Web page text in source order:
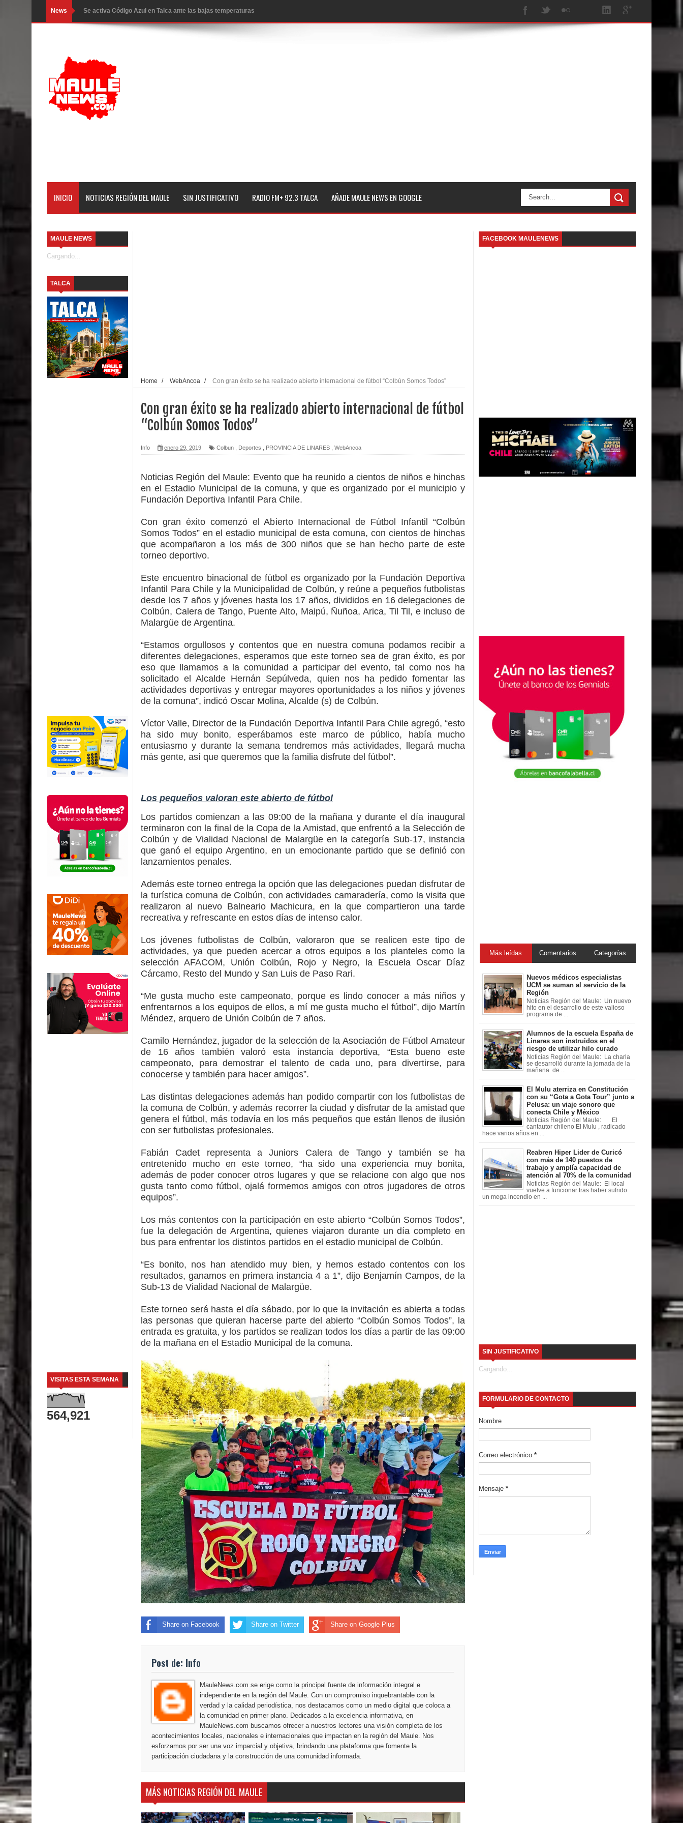
News Se activa Código Azul en Talca ante las bajas temperaturas
GORE Maule figura tercero a nivel nacional en gasto por viajes y traslados con $133 millones
Temporal obliga a cerrar anticipadamente la Fiesta del Chancho en Talca tras caída de ramas cerca de carpas
Miles llegan a la Plaza de Armas de Talca en el inicio de la Fiesta del Chancho 2026
Torneo de Asadores reúne a 13 equipos en la Fiesta del Chancho 2026 en Talca
Departamento Comunal de Salud de Curicó desarrollará jornada de vacunación contra la Influenza y otros
virus respiratorios
Banda linarense Los Remembers regresa de Brasil tras impulsar un intercambio musical y pedagógico con
Mario Meza endurece críticas contra ministra de Salud por dejar fuera a Linares: “No dará la cara”
Seremi de Desarrollo Social y Familia mantiene despliegue para apoyar a niños y adolescentes durante la
emergencia.
Del anime al K-pop: especialistas U. de Chile analizan el creciente interés por las culturas japonesa y coreana
INDAP entregó $189 millones en incentivos a usuarios de PRODESAL de la provincia de Linares
Municipalidad de Curicó apuesta a la innovación en tecnología educativa con nuevas pantallas interactivas del
Municipalidad de Curicó inició proceso de vacunación escolar
INICIO NOTICIAS REGIÓN DEL MAULE SIN JUSTIFICATIVO RADIO FM+ 92.3 TALCA AÑADE MAULE NEWS EN GOOGLE
MAULE NEWS
Cargando...
TALCA
VISITAS ESTA SEMANA
564,921
Home / WebAncoa / Con gran éxito se ha realizado abierto internacional de fútbol “Colbún Somos Todos”
Con gran éxito se ha realizado abierto internacional de fútbol
“Colbún Somos Todos”
Info enero 29, 2019 Colbun Deportes PROVINCIA DE LINARES WebAncoa
Noticias Región del Maule: Evento que ha reunido a cientos de niños e hinchas
en el Estadio Municipal de la comuna, y que es organizado por el municipio y
Fundación Deportiva Infantil Para Chile.
Con gran éxito comenzó el Abierto Internacional de Fútbol Infantil “Colbún
Somos Todos” en el estadio municipal de esta comuna, con cientos de hinchas
que acompañaron a los más de 300 niños que se han hecho parte de este
torneo deportivo.
Este encuentro binacional de fútbol es organizado por la Fundación Deportiva
Infantil Para Chile y la Municipalidad de Colbún, y reúne a pequeños futbolistas
desde los 7 años y jóvenes hasta los 17 años, divididos en 16 delegaciones de
Colbún, Calera de Tango, Puente Alto, Maipú, Ñuñoa, Arica, Til Til, e incluso de
Malargüe de Argentina.
“Estamos orgullosos y contentos que en nuestra comuna podamos recibir a
diferentes delegaciones, esperamos que este torneo sea de gran éxito, es por
eso que llamamos a la comunidad a participar del evento, tal como nos ha
solicitado el Alcalde Hernán Sepúlveda, quien nos ha pedido fomentar las
actividades deportivas y entregar mayores oportunidades a los niños y jóvenes
de la comuna”, indicó Oscar Molina, Alcalde (s) de Colbún.
Víctor Valle, Director de la Fundación Deportiva Infantil Para Chile agregó, “esto
ha sido muy bonito, esperábamos este marco de público, había mucho
entusiasmo y durante la semana tendremos más actividades, llegará mucha
más gente, así que queremos que la familia disfrute del fútbol”.
Los pequeños valoran este abierto de fútbol
Los partidos comienzan a las 09:00 de la mañana y durante el día inaugural
terminaron con la final de la Copa de la Amistad, que enfrentó a la Selección de
Colbún y de Vialidad Nacional de Malargüe en la categoría Sub-17, instancia
que ganó el equipo Argentino, en un emocionante partido que se definió con
lanzamientos penales.
Además este torneo entrega la opción que las delegaciones puedan disfrutar de
la turística comuna de Colbún, con actividades camaradería, como la visita que
realizaron al nuevo Balneario Machicura, en la que compartieron una tarde
recreativa y refrescante en estos días de intenso calor.
Los jóvenes futbolistas de Colbún, valoraron que se realicen este tipo de
actividades, ya que pueden acercar a otros equipos a los planteles como la
selección AFACOM, Unión Colbún, Rojo y Negro, la Escuela Oscar Díaz
Cárcamo, Resto del Mundo y San Luis de Paso Rari.
“Me gusta mucho este campeonato, porque es lindo conocer a más niños y
enfrentarnos a los equipos de ellos, a mí me gusta mucho el fútbol”, dijo Martín
Méndez, arquero de Unión Colbún de 7 años.
Camilo Hernández, jugador de la selección de la Asociación de Fútbol Amateur
de 16 años también valoró esta instancia deportiva, “Esta bueno este
campeonato, para demostrar el talento de cada uno, para divertirse, para
conocerse y también para hacer amigos”.
Las distintas delegaciones además han podido compartir con los futbolistas de
la comuna de Colbún, y además recorrer la ciudad y disfrutar de la amistad que
genera el fútbol, más todavía en los más pequeños que están llenos de ilusión
con ser futbolistas profesionales.
Fabián Cadet representa a Juniors Calera de Tango y también se ha
entretenido mucho en este torneo, “ha sido una experiencia muy bonita,
además de poder conocer otros lugares y que se relacione con algo que nos
gusta tanto como fútbol, ojalá formemos amigos con otros jugadores de otros
equipos”.
Los más contentos con la participación en este abierto “Colbún Somos Todos”,
fue la delegación de Argentina, quienes viajaron durante un día completo en
bus para enfrentar los distintos partidos en el estadio municipal de Colbún.
“Es bonito, nos han atendido muy bien, y hemos estado contentos con los
resultados, ganamos en primera instancia 4 a 1”, dijo Benjamín Campos, de la
Sub-13 de Vialidad Nacional de Malargüe.
Este torneo será hasta el día sábado, por lo que la invitación es abierta a todas
las personas que quieran hacerse parte del abierto “Colbún Somos Todos”, la
entrada es gratuita, y los partidos se realizan todos los días a partir de las 09:00
de la mañana en el Estadio Municipal de la comuna.
Share on Facebook Share on Twitter Share on Google Plus
Post de: Info
MauleNews.com se erige como la principal fuente de información integral e
independiente en la región del Maule. Con un compromiso inquebrantable con la
verdad y la calidad periodística, nos destacamos como un medio digital que coloca a
la comunidad en primer plano. Dedicados a la excelencia informativa, en
MauleNews.com buscamos ofrecer a nuestros lectores una visión completa de los
acontecimientos locales, nacionales e internacionales que impactan en la región del Maule. Nos
esforzamos por ser una voz imparcial y objetiva, brindando una plataforma que fomente la
participación ciudadana y la construcción de una comunidad informada.
MÁS NOTICIAS REGIÓN DEL MAULE
FACEBOOK MAULENEWS
Más leídas Comentarios Categorías
Nuevos médicos especialistas
UCM se suman al servicio de la
Región
Noticias Región del Maule: Un nuevo
hito en el desarrollo de este valioso
programa de ...
Alumnos de la escuela España de
Linares son instruidos en el
riesgo de utilizar hilo curado
Noticias Región del Maule: La charla
se desarrolló durante la jornada de la
mañana de ...
El Mulu aterriza en Constitución
con su “Gota a Gota Tour” junto a
Pelusa: un viaje sonoro que
conecta Chile y México
Noticias Región del Maule: El
cantautor chileno El Mulu , radicado
hace varios años en ...
Reabren Hiper Lider de Curicó
con más de 140 puestos de
trabajo y amplía capacidad de
atención al 70% de la comunidad
Noticias Región del Maule: El local
vuelve a funcionar tras haber sufrido
un mega incendio en ...
SIN JUSTIFICATIVO
Cargando...
FORMULARIO DE CONTACTO
Nombre
Correo electrónico *
Mensaje *